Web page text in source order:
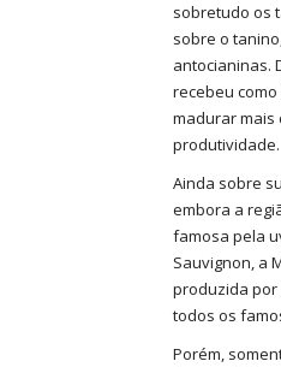
sobretudo os
sobre o
antocianinas.
recebeu
madurar mais
produtividade.
Ainda sobre
embora a
famosa pela
Sauvignon, a
produzida por
todos os
Porém,